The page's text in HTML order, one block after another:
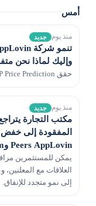
أمس
منذ يوم جديد
وإليك لماذا نحن
حقق AppLovin (Nasdaq: APP | APP Price Prediction) نتائج قوية.
منذ يوم جديد
Peers AppLovin وMagnite Hold Firm
يمكن للمستثمرين
العلاقات مع
إلى نمو متجدد للإنفاق.